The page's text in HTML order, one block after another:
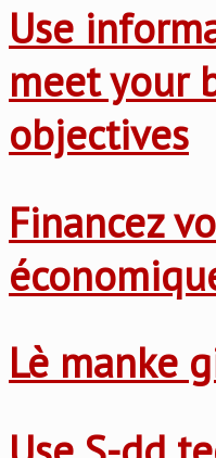
Use
meet your
objectives
Financez
Lè manke